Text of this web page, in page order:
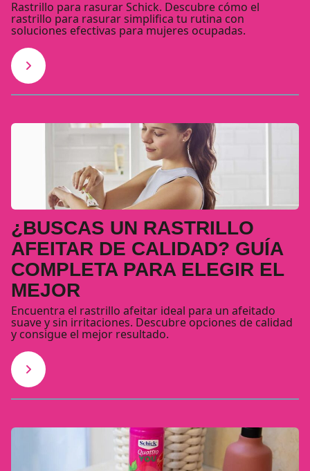
Rastrillo para rasurar Schick. Descubre cómo el
rastrillo para rasurar simplifica tu rutina con
soluciones efectivas para mujeres ocupadas.
¿BUSCAS UN RASTRILLO
AFEITAR DE CALIDAD? GUÍA
COMPLETA PARA ELEGIR EL
MEJOR
Encuentra el rastrillo afeitar ideal para un afeitado
suave y sin irritaciones. Descubre opciones de calidad
y consigue el mejor resultado.